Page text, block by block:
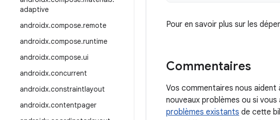
adaptive
androidx.compose.remote
androidx.compose.runtime
androidx.compose.ui
androidx.concurrent
androidx.constraintlayout
androidx.contentpager
Pour en savoir plus sur les
Commentaires
Vos commentaires nous
nouveaux problèmes ou si
problèmes existants de cette